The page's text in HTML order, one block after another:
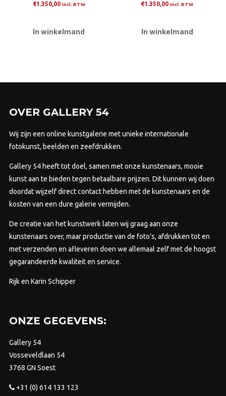
€1.350,00 incl. BTW
In winkelmand
€1.350,00 incl. BTW
In winkelmand
OVER GALLERY 54
Wij zijn een online kunstgalerie met unieke internationale
fotokunst, beelden en zeefdrukken.
Gallery 54 heeft tot doel, samen met onze kunstenaars, mooie
kunst aan te bieden tegen betaalbare prijzen. Dit kunnen wij doen
doordat wijzelf direct contact hebben met de kunstenaars en de
kosten van een dure galerie vermijden.
De creatie van het kunstwerk laten wij graag aan onze
kunstenaars over, maar productie van de foto’s, afdrukken tot en
met verzenden en afleveren doen we allemaal zelf met de hoogst
gegarandeerde kwaliteit en service.
Rijk en Karin Schipper
ONZE GEGEVENS:
Gallery 54
Vosseveldlaan 54
3768 GN Soest
+31 (0) 614 133 123